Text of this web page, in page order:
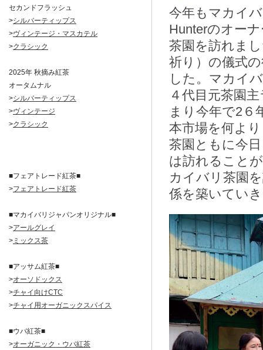
セカンドフラッシュ
>シルバーティップス
>ヴィンテージ・マスカテル
>クラシック
2025年 秋摘み紅茶
オータムナル
>シルバーティップス
>ヴィンテージ
>クラシック
■フェアトレード紅茶■
>フェアトレード紅茶
■マカイバリジャパンオリジナル■
>アールグレイ
> ミックス茶
■アッサム紅茶■
>オーソドックス
>チャイ向けCTC
>チャイ用オーガニックスパイス
■ウバ紅茶■
>オーガニック・ウバ紅茶
今年もマカイ
Hunterのオー
茶園を訪れま
祈り）の儀式
した。マカイ
４代目元茶園
まり今年で2６
本市場を何よ
茶園ともに今
は訪れること
カイバリ茶園
係を築いてい